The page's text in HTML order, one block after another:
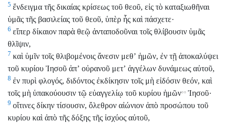
5 ἔνδειγμα τῆς δικαίας κρίσεως τοῦ θεοῦ, εἰς τὸ καταξιωθῆναι
ὑμᾶς τῆς βασιλείας τοῦ θεοῦ, ὑπὲρ ἧς καὶ πάσχετε·
6 εἴπερ δίκαιον παρὰ θεῷ ἀνταποδοῦναι τοῖς θλίβουσιν ὑμᾶς
θλῖψιν,
7 καὶ ὑμῖν τοῖς θλιβομένοις ἄνεσιν μεθʼ ἡμῶν, ἐν τῇ ἀποκαλύψει
τοῦ κυρίου Ἰησοῦ ἀπʼ οὐρανοῦ μετʼ ἀγγέλων δυνάμεως αὐτοῦ,
8 ἐν πυρὶ φλογός, διδόντος ἐκδίκησιν τοῖς μὴ εἰδόσιν θεόν, καὶ
τοῖς μὴ ὑπακούουσιν τῷ εὐαγγελίῳ τοῦ κυρίου ἡμῶν°° Ἰησοῦ·
9 οἵτινες δίκην τίσουσιν, ὄλεθρον αἰώνιον ἀπὸ προσώπου τοῦ
κυρίου καὶ ἀπὸ τῆς δόξης τῆς ἰσχύος αὐτοῦ,